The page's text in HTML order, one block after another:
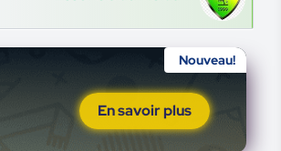
Nouveau!
En savoir plus